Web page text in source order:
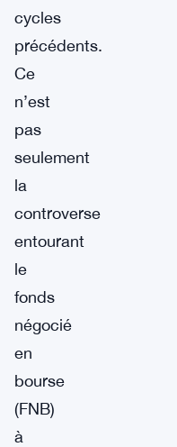
cycles
précédents.
Ce
n’est
pas
seulement
la
controverse
entourant
le
fonds
négocié
en
bourse
(FNB)
à